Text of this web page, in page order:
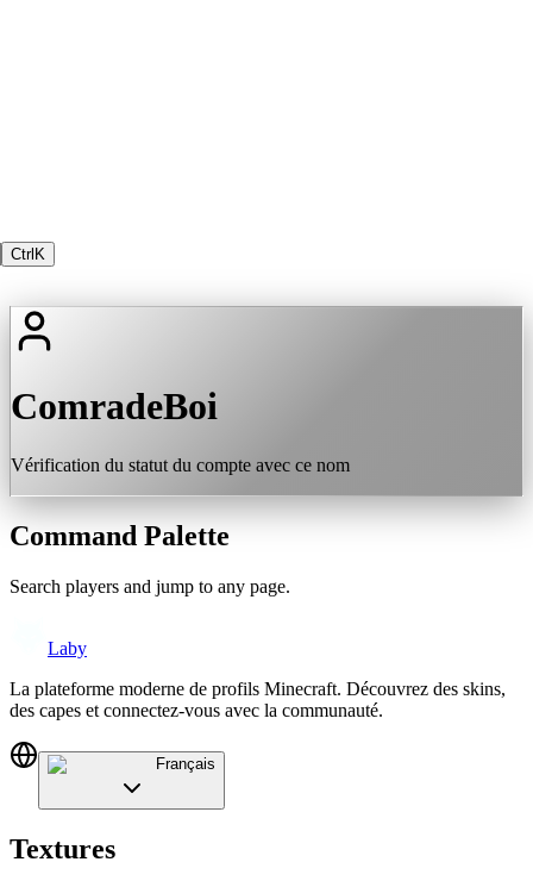
Ctrl K
ComradeBoi
Vérification du statut du compte avec ce nom
Command Palette
Search players and jump to any page.
Laby
La plateforme moderne de profils Minecraft. Découvrez des skins,
des capes et connectez-vous avec la communauté.
Français
Textures